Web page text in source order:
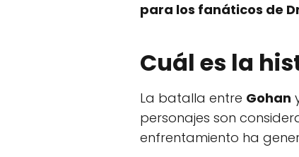
para los fanáticos de
Cuál es la
La batalla entre Gohan
personajes son
enfrentamiento ha